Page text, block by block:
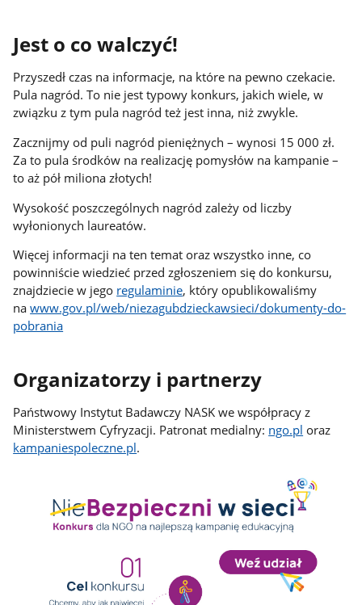
Jest o co walczyć!
Przyszedł czas na informacje, na które na pewno czekacie.
Pula nagród. To nie jest typowy konkurs, jakich wiele, w
związku z tym pula nagród też jest inna, niż zwykle.
Zacznijmy od puli nagród pieniężnych – wynosi 15 000 zł.
Za to pula środków na realizację pomysłów na kampanie –
to aż pół miliona złotych!
Wysokość poszczególnych nagród zależy od liczby
wyłonionych laureatów.
Więcej informacji na ten temat oraz wszystko inne, co
powinniście wiedzieć przed zgłoszeniem się do konkursu,
znajdziecie w jego regulaminie, który opublikowaliśmy
nawww.gov.pl/web/niezagubdzieckawsieci/dokumenty-do-
pobrania
Organizatorzy i partnerzy
Państwowy Instytut Badawczy NASK we współpracy z
Ministerstwem Cyfryzacji. Patronat medialny: ngo.pl oraz
kampaniespoleczne.pl.